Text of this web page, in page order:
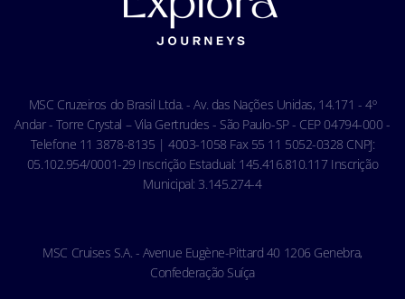
Ocean Cay MSC Marine Reserve
Condições Gerais do Seguro Viagem
Carta de Direitos dos Passageiros
Condições gerais de transporte
MSC Cruzeiros do Brasil Ltda. - Av. das Nações Unidas, 14.171 - 4º
Andar - Torre Crystal – Vila Gertrudes - São Paulo-SP - CEP 04794-000 -
Telefone 11 3878-8135 | 4003-1058 Fax 55 11 5052-0328 CNPJ:
05.102.954/0001-29 Inscrição Estadual: 145.416.810.117 Inscrição
Municipal: 3.145.274-4
MSC Cruises S.A. - Avenue Eugène-Pittard 40 1206 Genebra,
Confederação Suíça